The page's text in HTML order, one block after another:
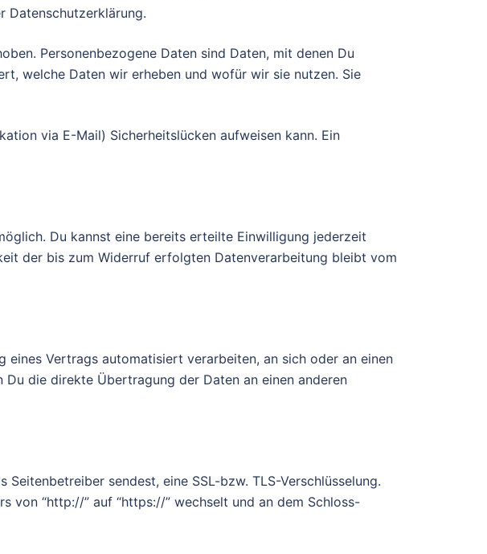
Datenschutzerklärung.
Personenbezogene Daten sind Daten, mit denen Du
welche Daten wir erheben und wofür wir sie nutzen. Sie
via E-Mail) Sicherheitslücken aufweisen kann. Ein
Du kannst eine bereits erteilte Einwilligung jederzeit
der bis zum Widerruf erfolgten Datenverarbeitung bleibt vom
Vertrags automatisiert verarbeiten, an sich oder an einen
Du die direkte Übertragung der Daten an einen anderen
sendest, eine SSL-bzw. TLS-Verschlüsselung.
von “http://” auf “https://” wechselt und an dem Schloss-